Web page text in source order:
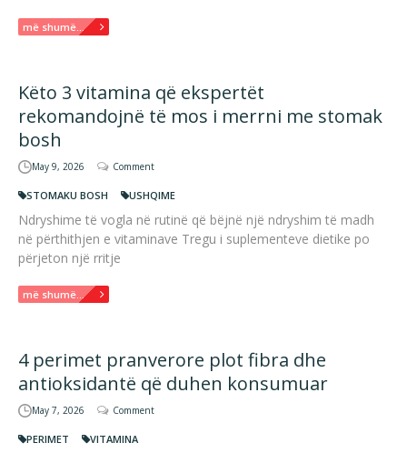
më shumë...
Këto 3 vitamina që ekspertët
rekomandojnë të mos i merrni me stomak
bosh
May 9, 2026 Comment
STOMAKU BOSH USHQIME
Ndryshime të vogla në rutinë që bëjnë një ndryshim të madh
në përthithjen e vitaminave Tregu i suplementeve dietike po
përjeton një rritje
më shumë...
4 perimet pranverore plot fibra dhe
antioksidantë që duhen konsumuar
May 7, 2026 Comment
PERIMET VITAMINA